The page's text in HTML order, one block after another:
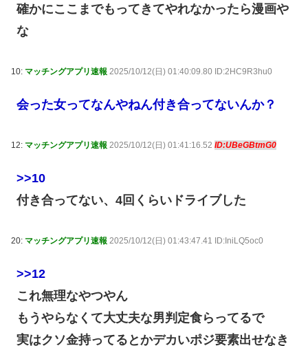
確かにここまでもってきてやれなかったら漫画や
な
10: マッチングアプリ速報 2025/10/12(日) 01:40:09.80 ID:2HC9R3hu0
会った女ってなんやねん付き合ってないんか？
12: マッチングアプリ速報 2025/10/12(日) 01:41:16.52 ID:UBeGBtmG0
>>10
付き合ってない、4回くらいドライブした
20: マッチングアプリ速報 2025/10/12(日) 01:43:47.41 ID:IniLQ5oc0
>>12
これ無理なやつやん
もうやらなくて大丈夫な男判定食らってるで
実はクソ金持ってるとかデカいポジ要素出せなき